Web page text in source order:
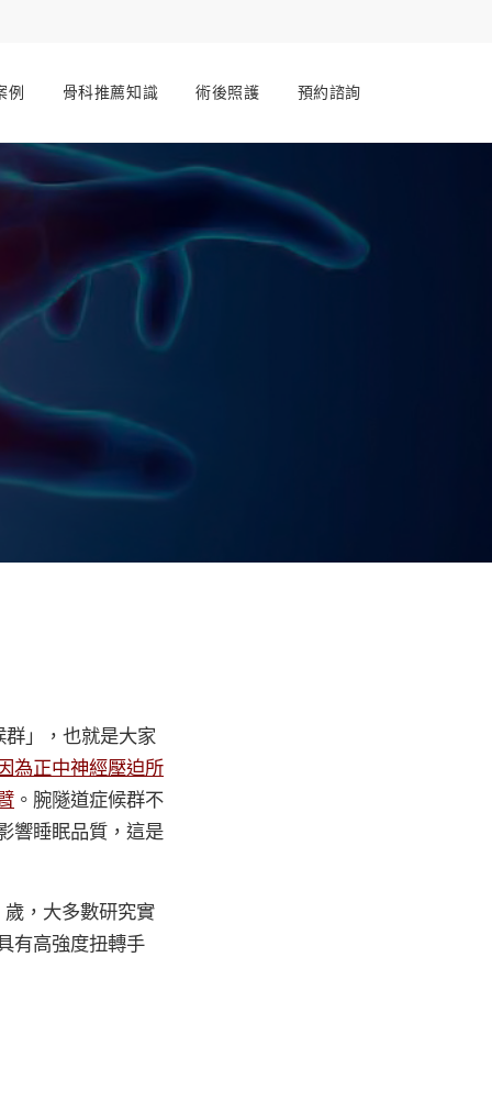
例 骨科推薦知識 術後照護 預約諮詢
」，也就是大家
為正中神經壓迫所
。腕隧道症候群不
響睡眠品質，這是
，大多數研究實
有高強度扭轉手